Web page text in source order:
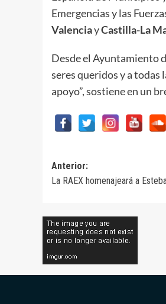
Emergencias y las
ValenciayCastilla-La
Desde el Ayuntamiento
seres queridos y a todas
apoyo”, sostiene en un
Navegación
de
Anterior:
La RAEX homenajeará a